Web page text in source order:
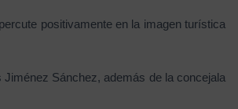
positivamente en la imagen turística
Sánchez, además de la concejala